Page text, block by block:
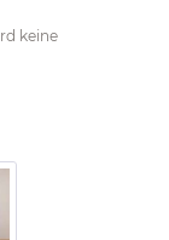
keine